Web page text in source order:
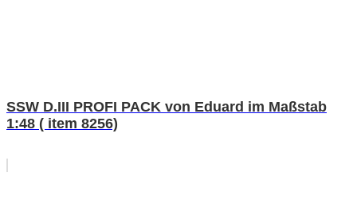
SSW D.III PROFI PACK von Eduard im Maßstab
1:48 ( item 8256)